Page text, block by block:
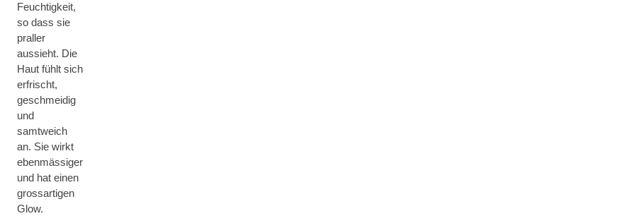
Feuchtigkeit,
so dass sie
praller
aussieht. Die
Haut fühlt sich
erfrischt,
geschmeidig
und
samtweich
an. Sie wirkt
ebenmässiger
und hat einen
grossartigen
Glow.